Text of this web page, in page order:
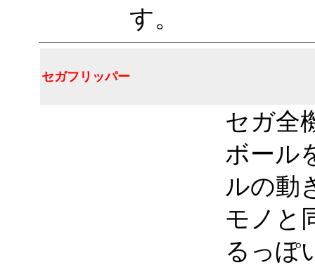
す。
セガフリッパー
セガ全
ボール
ルの動
モノと
るっぽ